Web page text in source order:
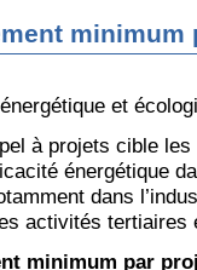
minimum
et
à projets cible
énergétique
dans
activités
minimum par